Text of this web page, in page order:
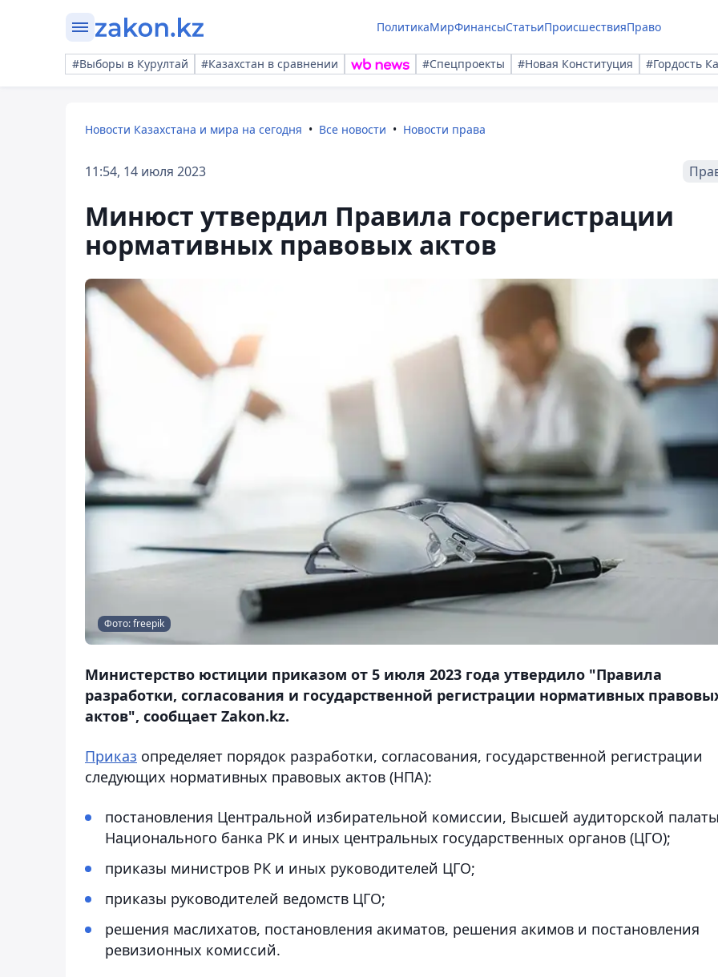
ПолитикаМирФинансыСтатьиПроисшествияПраво
#Выборы в Курултай #Казахстан в сравнении #Спецпроекты #Новая Конституция #Гордость
Новости Казахстана и мира на сегодня Все новости Новости права
11:54, 14 июля 2023
Минюст утвердил Правила госрегистрации
нормативных правовых актов
Фото: freepik
Министерство юстиции приказом от 5 июля 2023 года утвердило "Правила
разработки, согласования и государственной регистрации нормативных
актов", сообщает Zakon.kz.
Приказ определяет порядок разработки, согласования, государственной регистрации
следующих нормативных правовых актов (НПА):
постановления Центральной избирательной комиссии, Высшей аудиторской
Национального банка РК и иных центральных государственных органов (ЦГО);
приказы министров РК и иных руководителей ЦГО;
приказы руководителей ведомств ЦГО;
решения маслихатов, постановления акиматов, решения акимов и постановления
ревизионных комиссий.